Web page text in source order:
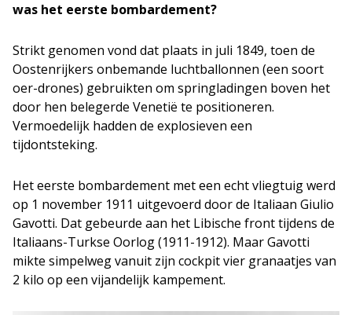
was het eerste bombardement?
Strikt genomen vond dat plaats in juli 1849, toen de
Oostenrijkers onbemande luchtballonnen (een soort
oer-drones) gebruikten om springladingen boven het
door hen belegerde Venetië te positioneren.
Vermoedelijk hadden de explosieven een
tijdontsteking.
Het eerste bombardement met een echt vliegtuig werd
op 1 november 1911 uitgevoerd door de Italiaan Giulio
Gavotti. Dat gebeurde aan het Libische front tijdens de
Italiaans-Turkse Oorlog (1911-1912). Maar Gavotti
mikte simpelweg vanuit zijn cockpit vier granaatjes van
2 kilo op een vijandelijk kampement.